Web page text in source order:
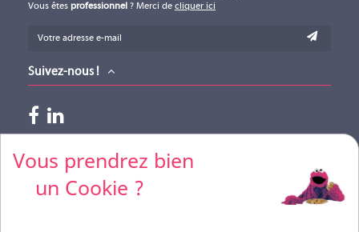
Vous prendrez bien
un Cookie ?
Vous êtes professionnel ? Merci de cliquer ici
Suivez-nous !
Paiements acceptés
Pour vos règlements par CB, merci de nous contacter